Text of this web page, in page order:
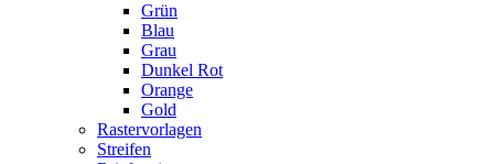
Grün
Blau
Grau
Dunkel Rot
Orange
Gold
Rastervorlagen
Streifen